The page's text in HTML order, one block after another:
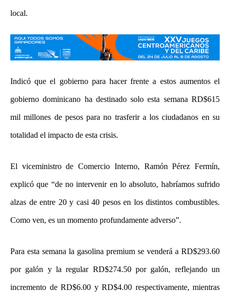
local.
Indicó que el gobierno para hacer frente a estos aumentos el
gobierno dominicano ha destinado solo esta semana RD$615
mil millones de pesos para no trasferir a los ciudadanos en su
totalidad el impacto de esta crisis.
El viceministro de Comercio Interno, Ramón Pérez Fermín,
explicó que “de no intervenir en lo absoluto, habríamos sufrido
alzas de entre 20 y casi 40 pesos en los distintos combustibles.
Como ven, es un momento profundamente adverso”.
Para esta semana la gasolina premium se venderá a RD$293.60
por galón y la regular RD$274.50 por galón, reflejando un
incremento de RD$6.00 y RD$4.00 respectivamente, mientras